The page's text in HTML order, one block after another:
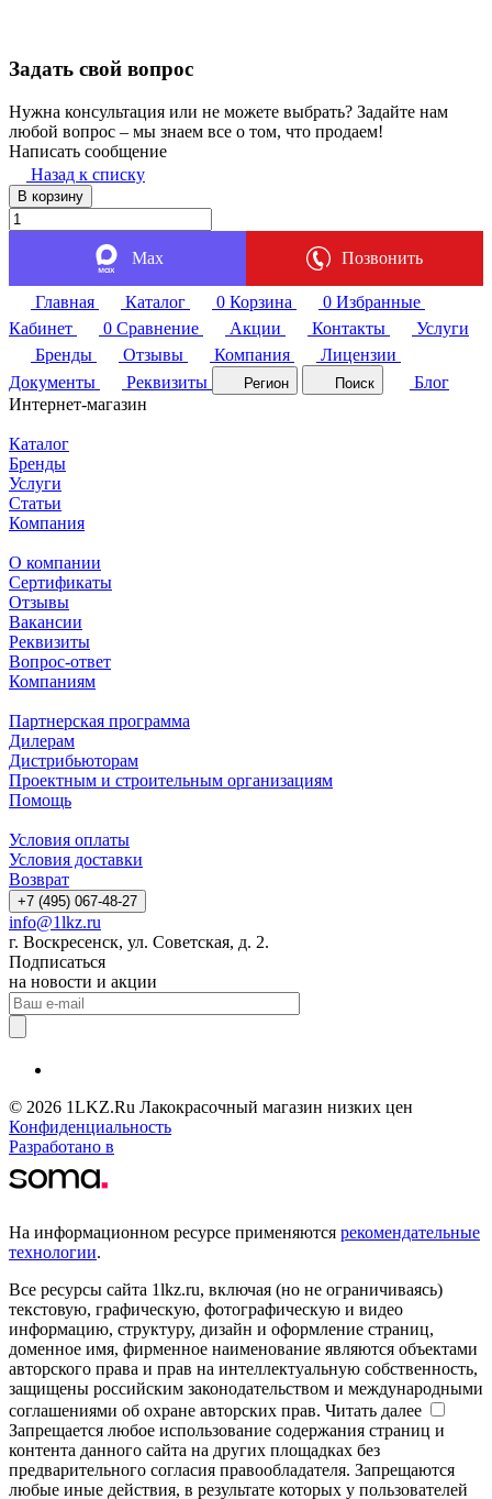
Задать свой вопрос
Нужна консультация или не можете выбрать? Задайте нам
любой вопрос – мы знаем все о том, что продаем!
Написать сообщение
Назад к списку
В корзину
Max Позвонить
Главная Каталог 0 Корзина 0 Избранные
Кабинет
0 Сравнение Акции Контакты
Услуги
Бренды
Отзывы Компания
Лицензии
Документы
Реквизиты Регион Поиск
Блог
Интернет-магазин
Каталог
Бренды
Услуги
Статьи
Компания
О компании
Сертификаты
Отзывы
Вакансии
Реквизиты
Вопрос-ответ
Компаниям
Партнерская программа
Дилерам
Дистрибьюторам
Проектным и строительным организациям
Помощь
Условия оплаты
Условия доставки
Возврат
+7 (495) 067-48-27
info@1lkz.ru
г. Воскресенск, ул. Советская, д. 2.
Подписаться
на новости и акции
© 2026 1LKZ.Ru Лакокрасочный магазин низких цен
Конфиденциальность
Разработано в
На информационном ресурсе применяются рекомендательные
технологии.
Все ресурсы сайта 1lkz.ru, включая (но не ограничиваясь)
текстовую, графическую, фотографическую и видео
информацию, структуру, дизайн и оформление страниц,
доменное имя, фирменное наименование являются объектами
авторского права и прав на интеллектуальную собственность,
защищены российским законодательством и международными
соглашениями об охране авторских прав. Читать далее
Запрещается любое использование содержания страниц и
контента данного сайта на других площадках без
предварительного согласия правообладателя. Запрещаются
любые иные действия, в результате которых у пользователей